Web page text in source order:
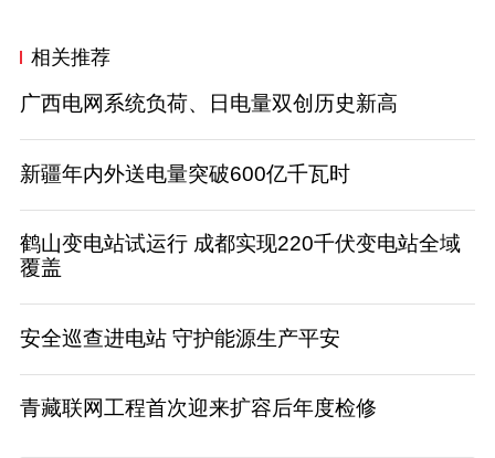
相关推荐
广西电网系统负荷、日电量双创历史新高
新疆年内外送电量突破600亿千瓦时
鹤山变电站试运行 成都实现220千伏变电站全域
覆盖
安全巡查进电站 守护能源生产平安
青藏联网工程首次迎来扩容后年度检修